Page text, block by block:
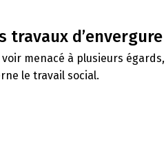
travaux d’envergure
menacé à plusieurs
le travail social.